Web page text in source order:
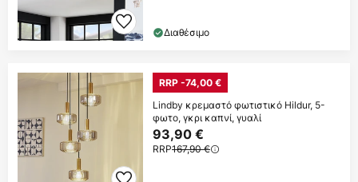
Διαθέσιμο
RRP -74,00 €
Lindby κρεμαστό φωτιστικό Hildur, 5-
φωτο, γκρι καπνί, γυαλί
93,90 €
RRP167,90 €